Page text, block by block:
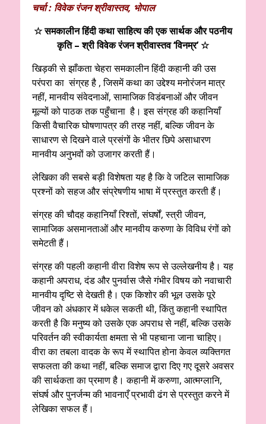
चर्चा : विवेक रंजन श्रीवास्तव, भोपाल
☆ समकालीन हिंदी कथा साहित्य की एक सार्थक और पठनीय
कृति – श्री विवेक रंजन श्रीवास्तव ‘विनम्र’ ☆
खिड़की से झाँकता चेहरा समकालीन हिंदी कहानी की उस
परंपरा का संग्रह है , जिसमें कथा का उद्देश्य मनोरंजन मात्र
नहीं, मानवीय संवेदनाओं, सामाजिक विडंबनाओं और जीवन
मूल्यों को पाठक तक पहुँचाना है। इस संग्रह की कहानियाँ
किसी वैचारिक घोषणापत्र की तरह नहीं, बल्कि जीवन के
साधारण से दिखने वाले प्रसंगों के भीतर छिपे असाधारण
मानवीय अनुभवों को उजागर करती हैं।
लेखिका की सबसे बड़ी विशेषता यह है कि वे जटिल सामाजिक
प्रश्नों को सहज और संप्रेषणीय भाषा में प्रस्तुत करती हैं।
संग्रह की चौदह कहानियाँ रिश्तों, संघर्षों, स्त्री जीवन,
सामाजिक असमानताओं और मानवीय करुणा के विविध रंगों को
समेटती हैं।
संग्रह की पहली कहानी वीरा विशेष रूप से उल्लेखनीय है। यह
कहानी अपराध, दंड और पुनर्वास जैसे गंभीर विषय को नवाचारी
मानवीय दृष्टि से देखती है। एक किशोर की भूल उसके पूरे
जीवन को अंधकार में धकेल सकती थी, किंतु कहानी स्थापित
करती है कि मनुष्य को उसके एक अपराध से नहीं, बल्कि उसके
परिवर्तन की स्वीकार्यता क्षमता से भी पहचाना जाना चाहिए।
वीरा का तबला वादक के रूप में स्थापित होना केवल व्यक्तिगत
सफलता की कथा नहीं, बल्कि समाज द्वारा दिए गए दूसरे अवसर
की सार्थकता का प्रमाण है। कहानी में करुणा, आत्मग्लानि,
संघर्ष और पुनर्जन्म की भावनाएँ प्रभावी ढंग से प्रस्तुत करने में
लेखिका सफल हैं।